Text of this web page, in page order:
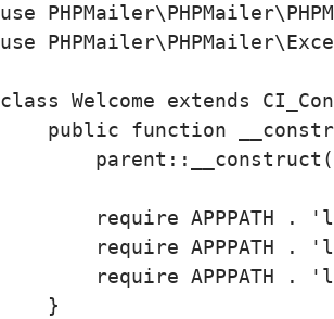
use
use
class Welcome extends
public function
require APPPATH .
require APPPATH .
require APPPATH .
    }